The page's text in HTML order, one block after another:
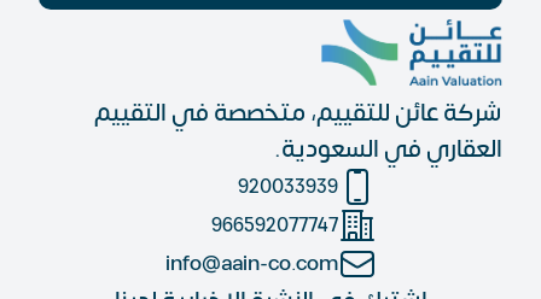
شركة عائن للتقييم، متخصصة في التقييم
العقاري في السعودية.
920033939
966592077747
info@aain-co.com